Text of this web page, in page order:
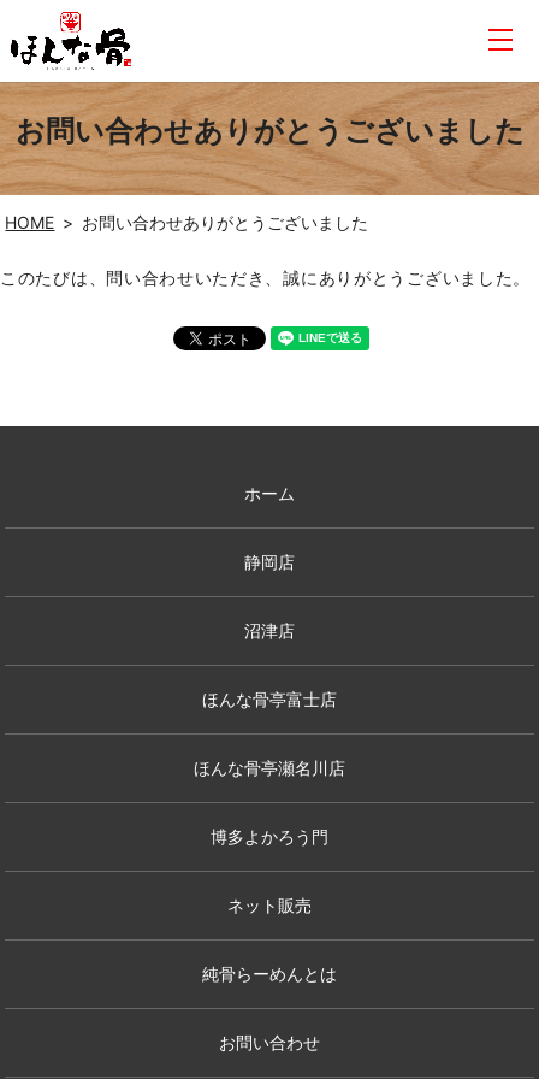
お問い合わせありがとうございました
HOME お問い合わせありがとうございました
このたびは、問い合わせいただき、誠にありがとうございました。
ホーム
静岡店
沼津店
ほんな骨亭富士店
ほんな骨亭瀬名川店
博多よかろう門
ネット販売
純骨らーめんとは
お問い合わせ